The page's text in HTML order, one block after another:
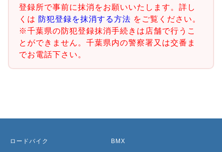
登録所で事前に抹消をお願いいたします。詳し
くは 防犯登録を抹消する方法 をご覧ください。
※千葉県の防犯登録抹消手続きは店舗で行うこ
とができません。千葉県内の警察署又は交番ま
でお電話下さい。
ロードバイク BMX